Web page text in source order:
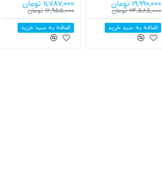
19,990,000 تومان
22,848,000 تومان
اضافه به سبد خرید
17,712,000 تومان
19,990,000 تومان
اضافه به سبد خرید